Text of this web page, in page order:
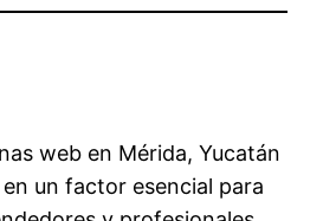
web en Mérida, Yucatán
un factor esencial para